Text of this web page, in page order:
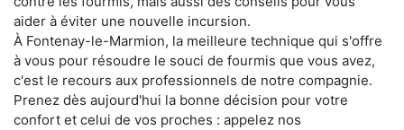
aider à éviter une nouvelle incursion.
À Fontenay-le-Marmion, la meilleure technique qui s'offre
à vous pour résoudre le souci de fourmis que vous avez,
c'est le recours aux professionnels de notre compagnie.
Prenez dès aujourd'hui la bonne décision pour votre
confort et celui de vos proches : appelez nos